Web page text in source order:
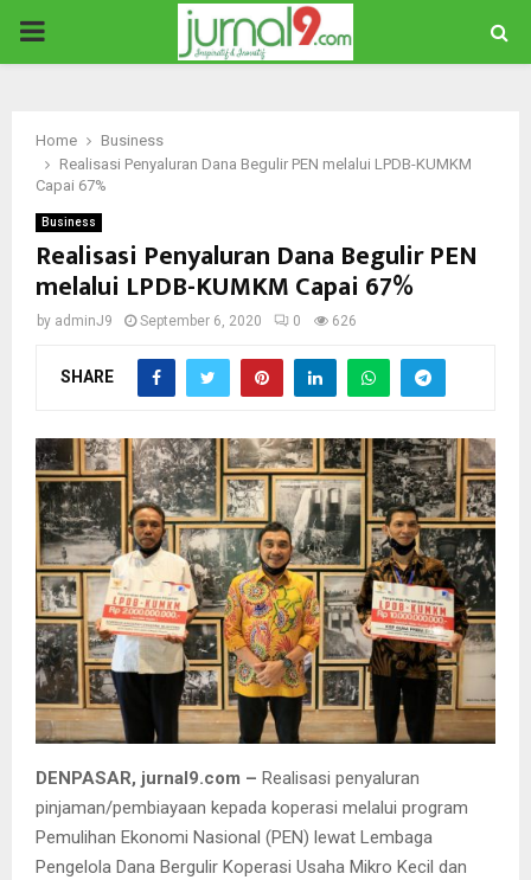
PRIMARY
Home
Business
Realisasi Penyaluran Dana Begulir PEN melalui LPDB-KUMKM
Capai 67%
Business
Realisasi Penyaluran Dana Begulir PEN
melalui LPDB-KUMKM Capai 67%
by adminJ9 September 6, 2020 0 626
SHARE
DENPASAR, jurnal9.com – Realisasi penyaluran
pinjaman/pembiayaan kepada koperasi melalui program
Pemulihan Ekonomi Nasional (PEN) lewat Lembaga
Pengelola Dana Bergulir Koperasi Usaha Mikro Kecil dan